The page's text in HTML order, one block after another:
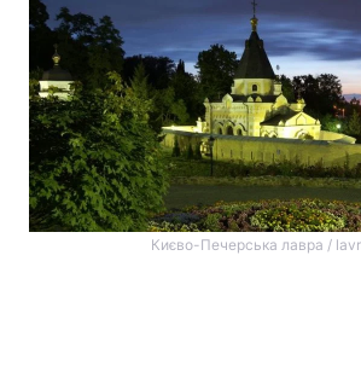
Києво-Печерська лавра /